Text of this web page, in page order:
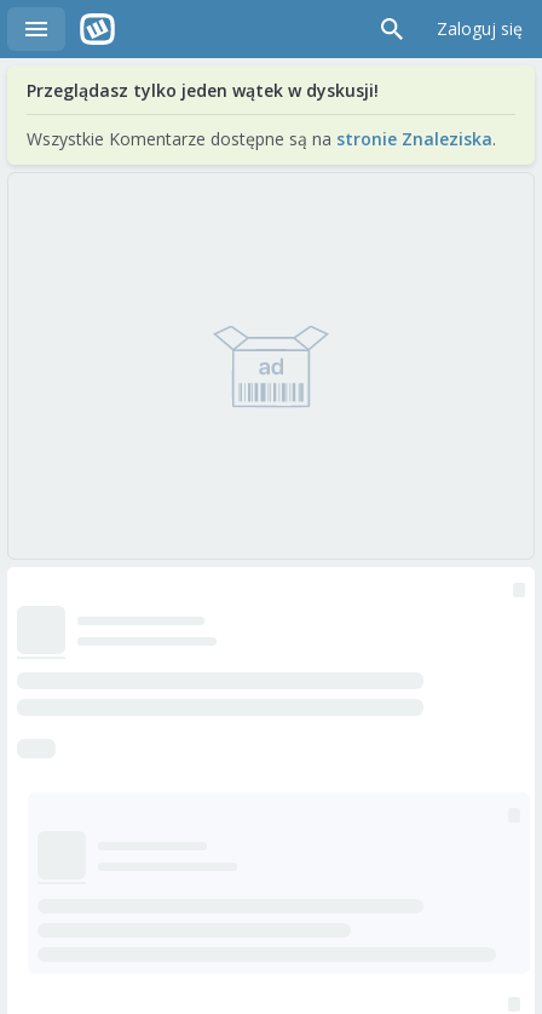
Zaloguj się
Przeglądasz tylko jeden wątek w dyskusji!
Wszystkie Komentarze dostępne są na stronie Znaleziska.